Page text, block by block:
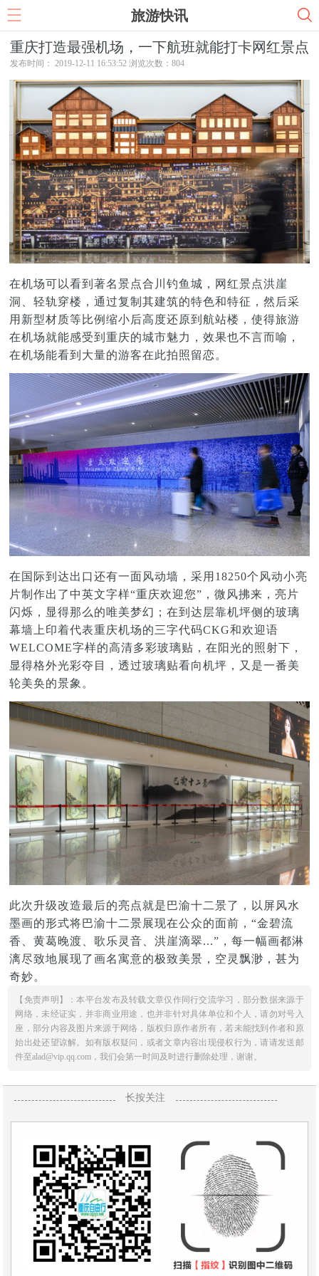
旅游快讯
重庆打造最强机场，一下航班就能打卡网红景点
发布时间： 2019-12-11 16:53:52 浏览次数：804
在机场可以看到著名景点合川钓鱼城，网红景点洪崖
洞、轻轨穿楼，通过复制其建筑的特色和特征，然后采
用新型材质等比例缩小后高度还原到航站楼，使得旅游
在机场就能感受到重庆的城市魅力，效果也不言而喻，
在机场能看到大量的游客在此拍照留恋。
在国际到达出口还有一面风动墙，采用18250个风动小亮
片制作出了中英文字样“重庆欢迎您”，微风拂来，亮片
闪烁，显得那么的唯美梦幻；在到达层靠机坪侧的玻璃
幕墙上印着代表重庆机场的三字代码CKG和欢迎语
WELCOME字样的高清多彩玻璃贴，在阳光的照射下，
显得格外光彩夺目，透过玻璃贴看向机坪，又是一番美
轮美奂的景象。
此次升级改造最后的亮点就是巴渝十二景了，以屏风水
墨画的形式将巴渝十二景展现在公众的面前，“金碧流
香、黄葛晚渡、歌乐灵音、洪崖滴翠...”，每一幅画都淋
漓尽致地展现了画名寓意的极致美景，空灵飘渺，甚为
奇妙。
【免责声明】：本平台发布及转载文章仅作同行交流学习，部分数据来源于
网络，未经证实，并非商业用途，也并非针对具体单位和个人，请勿对号入
座，部分内容及图片来源于网络，版权归原作者所有，若未能找到作者和原
始出处还望谅解。如有版权疑问，或者文章内容出现侵权行为，请请发送邮
件至alad@vip.qq.com，我们会第一时间及时进行删除处理，谢谢。
长按关注